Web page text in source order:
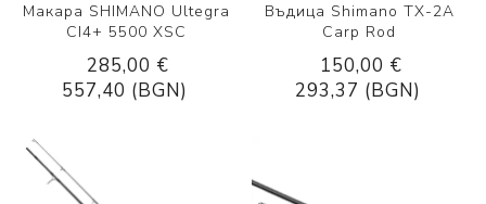
Макара SHIMANO Ultegra
CI4+ 5500 XSC
285,00 €
557,40 (BGN)
Въдица Shimano TX-2A
Carp Rod
150,00 €
293,37 (BGN)